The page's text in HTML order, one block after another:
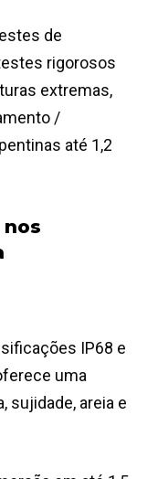
de
rigorosos
extremas,
/
até 1,2
IP68 e
uma
sujidade, areia e